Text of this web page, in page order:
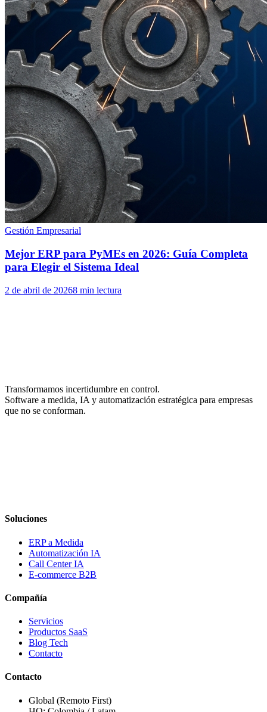
Gestión Empresarial
Mejor ERP para PyMEs en 2026: Guía Completa
para Elegir el Sistema Ideal
2 de abril de 20268 min lectura
Transformamos incertidumbre en control.
Software a medida, IA y automatización estratégica para empresas
que no se conforman.
Soluciones
ERP a Medida
Automatización IA
Call Center IA
E-commerce B2B
Compañía
Servicios
Productos SaaS
Blog Tech
Contacto
Contacto
Global (Remoto First)